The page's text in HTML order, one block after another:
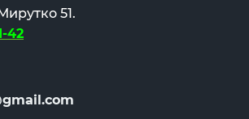
51.
42